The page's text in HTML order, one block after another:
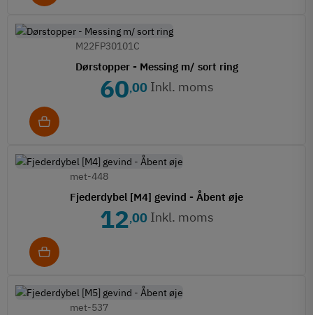
Dørstopper - Messing m/ sort ring
M22FP30101C
60,00 Inkl. moms
Fjederdybel [M4] gevind - Åbent øje
met-448
12,00 Inkl. moms
met-537